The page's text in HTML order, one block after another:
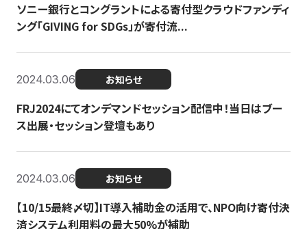
ソニー銀行とコングラントによる寄付型クラウドファンディ
ング「GIVING for SDGs」が寄付流...
2024.03.06 お知らせ
FRJ2024にてオンデマンドセッション配信中！当日はブー
ス出展・セッション登壇もあり
2024.03.06 お知らせ
【10/15最終〆切】IT導入補助金の活用で、NPO向け寄付決
済システム利用料の最大50%が補助